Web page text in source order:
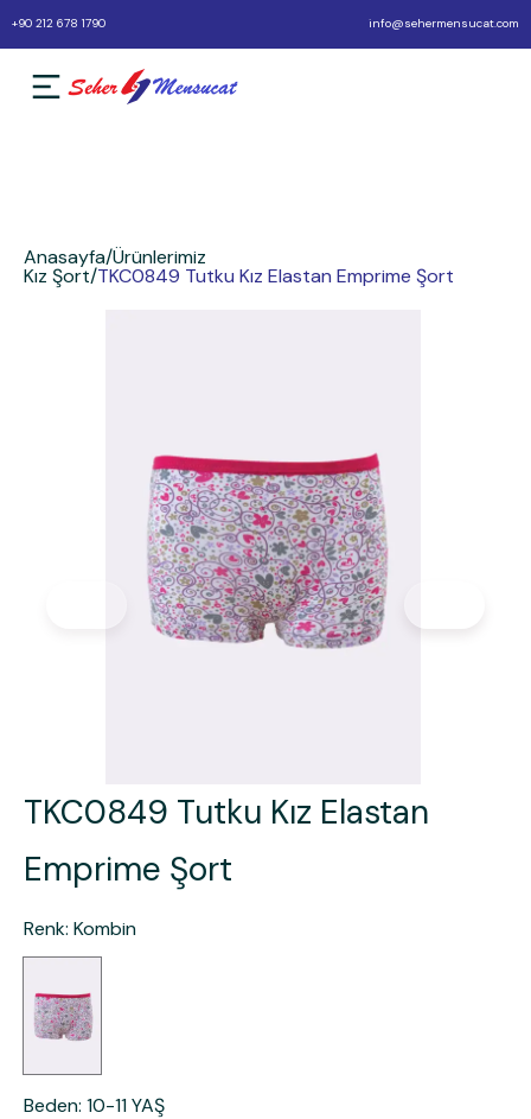
+90 212 678 1790 info@sehermensucat.com
Anasayfa/Ürünlerimiz
Kız Şort/TKC0849 Tutku Kız Elastan Emprime Şort
TKC0849 Tutku Kız Elastan
Emprime Şort
Renk: Kombin
Beden: 10-11 YAŞ